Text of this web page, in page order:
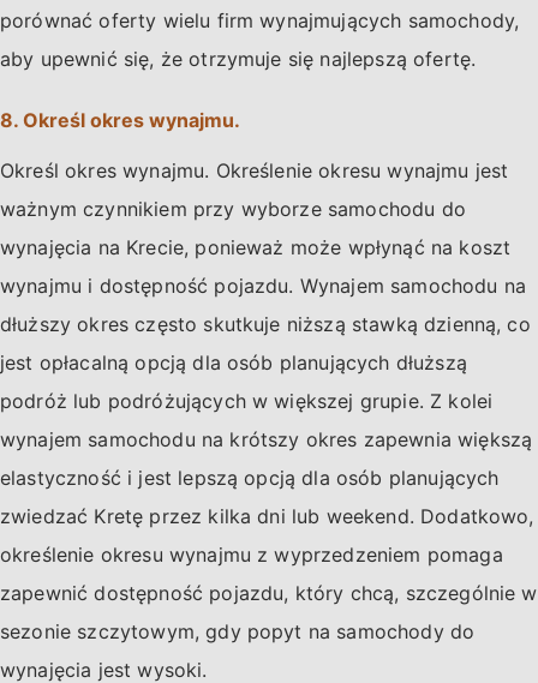
porównać oferty wielu firm wynajmujących samochody,
aby upewnić się, że otrzymuje się najlepszą ofertę.
8. Określ okres wynajmu.
Określ okres wynajmu. Określenie okresu wynajmu jest
ważnym czynnikiem przy wyborze samochodu do
wynajęcia na Krecie, ponieważ może wpłynąć na koszt
wynajmu i dostępność pojazdu. Wynajem samochodu na
dłuższy okres często skutkuje niższą stawką dzienną, co
jest opłacalną opcją dla osób planujących dłuższą
podróż lub podróżujących w większej grupie. Z kolei
wynajem samochodu na krótszy okres zapewnia większą
elastyczność i jest lepszą opcją dla osób planujących
zwiedzać Kretę przez kilka dni lub weekend. Dodatkowo,
określenie okresu wynajmu z wyprzedzeniem pomaga
zapewnić dostępność pojazdu, który chcą, szczególnie w
sezonie szczytowym, gdy popyt na samochody do
wynajęcia jest wysoki.